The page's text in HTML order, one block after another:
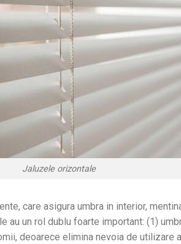
Jaluzele orizontale
care asigura umbra in interior,
au un rol dublu foarte important: (1)
deoarece elimina nevoia de utilizare